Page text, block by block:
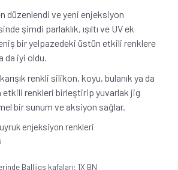
düzenlendi ve yeni enjeksiyon
şimdi parlaklık, ışıltı ve UV ek
bir yelpazedeki üstün etkili renklere
da iyi oldu.
renkli silikon, koyu, bulanık ya da
etkili renkleri birleştirip yuvarlak jig
bir sunum ve aksiyon sağlar.
enjeksiyon renkleri
Balljigs kafaları: 1X BN